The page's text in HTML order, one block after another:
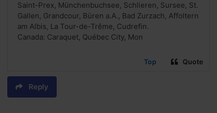
Saint-Prex, Münchenbuchsee, Schlieren, Sursee, St.
Gallen, Grandcour, Büren a.A., Bad Zurzach, Affoltern
am Albis, La Tour-de-Trême, Cudrefin.
Canada: Caraquet, Québec City, Mon
Top Quote
Reply